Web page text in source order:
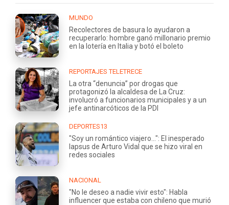
MUNDO
Recolectores de basura lo ayudaron a
recuperarlo: hombre ganó millonario premio
en la lotería en Italia y botó el boleto
REPORTAJES TELETRECE
La otra “denuncia” por drogas que
protagonizó la alcaldesa de La Cruz:
involucró a funcionarios municipales y a un
jefe antinarcóticos de la PDI
DEPORTES13
"Soy un romántico viajero...": El inesperado
lapsus de Arturo Vidal que se hizo viral en
redes sociales
NACIONAL
"No le deseo a nadie vivir esto": Habla
influencer que estaba con chileno que murió